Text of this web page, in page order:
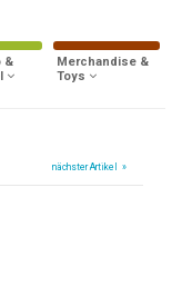
&
Merchandise &
Toys
nächster Artikel »